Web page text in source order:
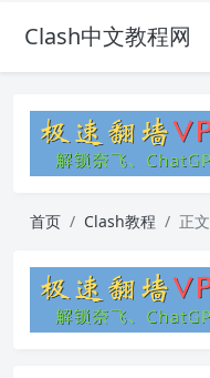
Clash中文教程网
首页 Clash教程 正文